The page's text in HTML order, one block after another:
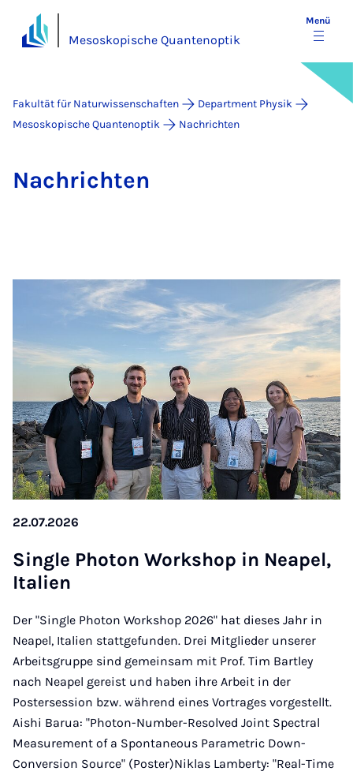
Mesoskopische Quantenoptik
Menü
Fakultät für Naturwissenschaften
Department Physik
Mesoskopische Quantenoptik
Nachrichten
Nach­rich­ten
22.07.2026
Sin­gle Pho­ton Work­shop in Nea­pel,
Ita­li­en
Der "Single Photon Workshop 2026" hat dieses Jahr in
Neapel, Italien stattgefunden. Drei Mitglieder unserer
Arbeitsgruppe sind gemeinsam mit Prof. Tim Bartley
nach Neapel gereist und haben ihre Arbeit in der
Postersession bzw. während eines Vortrages vorgestellt.
Aishi Barua: "Photon-Number-Resolved Joint Spectral
Measurement of a Spontaneous Parametric Down-
Conversion Source" (Poster)Niklas Lamberty: "Real-Time